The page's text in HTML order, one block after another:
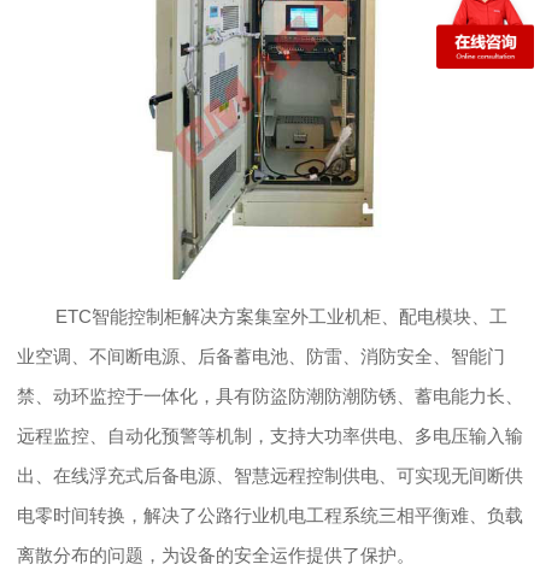
ETC智能控制柜解决方案集室外工业机柜、配电模块、工
业空调、不间断电源、后备蓄电池、防雷、消防安全、智能门
禁、动环监控于一体化，具有防盜防潮防潮防锈、蓄电能力长、
远程监控、自动化预警等机制，支持大功率供电、多电压输入输
出、在线浮充式后备电源、智慧远程控制供电、可实现无间断供
电零时间转换，解决了公路行业机电工程系统三相平衡难、负载
离散分布的问题，为设备的安全运作提供了保护。